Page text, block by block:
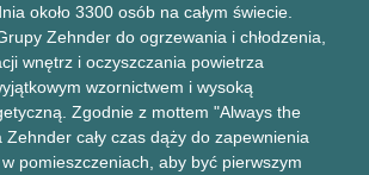
około 3300 osób na całym świecie.
Zehnder do ogrzewania i chłodzenia,
wnętrz i oczyszczania powietrza
wzornictwem i wysoką
Zgodnie z mottem "Always the
cały czas dąży do zapewnienia
pomieszczeniach, aby być pierwszym